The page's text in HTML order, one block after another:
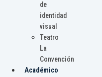
de
identidad
visual
Teatro
La
Convención
Académico